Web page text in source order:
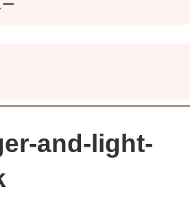
and-light-